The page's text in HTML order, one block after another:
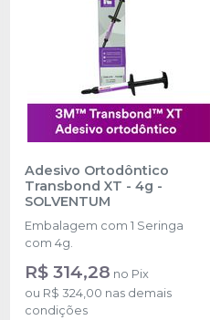
Adesivo Ortodôntico
Transbond XT - 4g -
SOLVENTUM
Embalagem com 1 Seringa
com 4g.
R$ 314,28 no Pix
ou R$ 324,00 nas demais
condições